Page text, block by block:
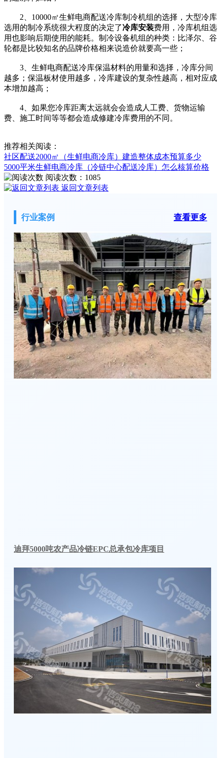
2、10000㎡生鲜电商配送冷库制冷机组的选择，大型冷库
选用的制冷系统很大程度的决定了冷库安装费用，冷库机组选
用也影响后期使用的能耗。制冷设备机组的种类：比泽尔、谷
轮都是比较知名的品牌价格相来说造价就要高一些；
3、生鲜电商配送冷库保温材料的用量和选择，冷库分间
越多；保温板材使用越多，冷库建设的复杂性越高，相对应成
本增加越高；
4、如果您冷库距离太远就会会造成人工费、货物运输
费、施工时间等等都会造成修建冷库费用的不同。
推荐相关阅读：
社区配送2000㎡（生鲜电商冷库）建造整体成本预算多少
5000平米生鲜电商冷库（冷链中心配送冷库）怎么核算价格
阅读次数： 1085
返回文章列表
行业案例 查看更多
迪拜5000吨农产品冷链EPC总承包冷库项目